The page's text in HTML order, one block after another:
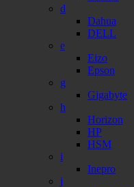
d
Dahua
DELL
e
Eizo
Epson
g
Gigabyte
h
Horizon
HP
HSM
i
Inepro
j